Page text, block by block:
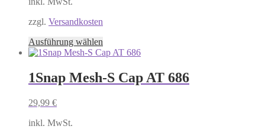
zzgl. Versandkosten
Ausführung wählen
Produkt
mehrere
Varianten
1Snap Mesh-S Cap AT 686
29,99 €
inkl. MwSt.